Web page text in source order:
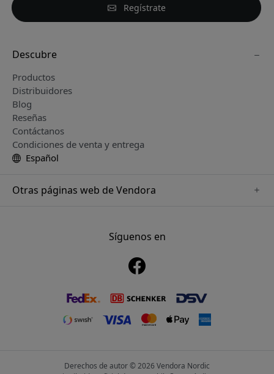
Regístrate
Descubre
Productos
Distribuidores
Blog
Reseñas
Contáctanos
Condiciones de venta y entrega
Español
Otras páginas web de Vendora
www.nordicsmartlight.seSíguenos en
Derechos de autor © 2026 Vendora Nordic